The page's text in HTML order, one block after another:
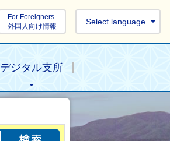
For Foreigners
外国人向け情報
Select language
デジタル支所
目的の情報を探